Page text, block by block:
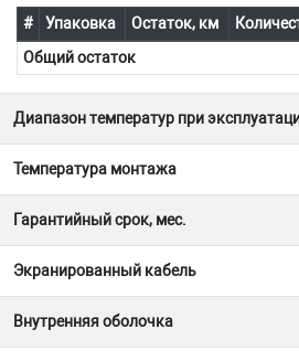
# Упаковка Остаток, км
Общий остаток
Диапазон температур при
Температура монтажа
Гарантийный срок, мес.
Экранированный кабель
Внутренняя оболочка